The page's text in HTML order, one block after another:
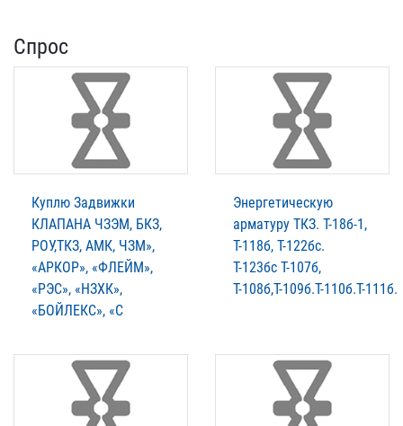
Спрос
Куплю Задвижки
КЛАПАНА ЧЗЭМ, БКЗ,
РОУ,ТКЗ, АМК, ЧЗМ»,
«АРКОР», «ФЛЕЙМ»,
«РЭС», «НЗХК»,
«БОЙЛЕКС», «С
Энергетическую
арматуру ТКЗ. T-18б-1,
Т-118б, Т-122бс.
Т-123бс Т-107б,
Т-108б,Т-109б.Т-110б.Т-111б.